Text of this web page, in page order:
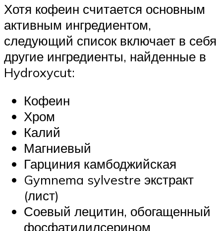
Хотя кофеин считается основным
активным ингредиентом,
следующий список включает в себя
другие ингредиенты, найденные в
Hydroxycut:
Кофеин
Хром
Калий
Магниевый
Гарциния камбоджийская
Gymnema sylvestre экстракт
(лист)
Соевый лецитин, обогащенный
фосфатидилсерином